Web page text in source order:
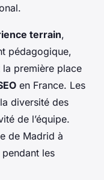
terrain,
pédagogique,
première place
en France. Les
diversité des
de l’équipe.
de Madrid à
les